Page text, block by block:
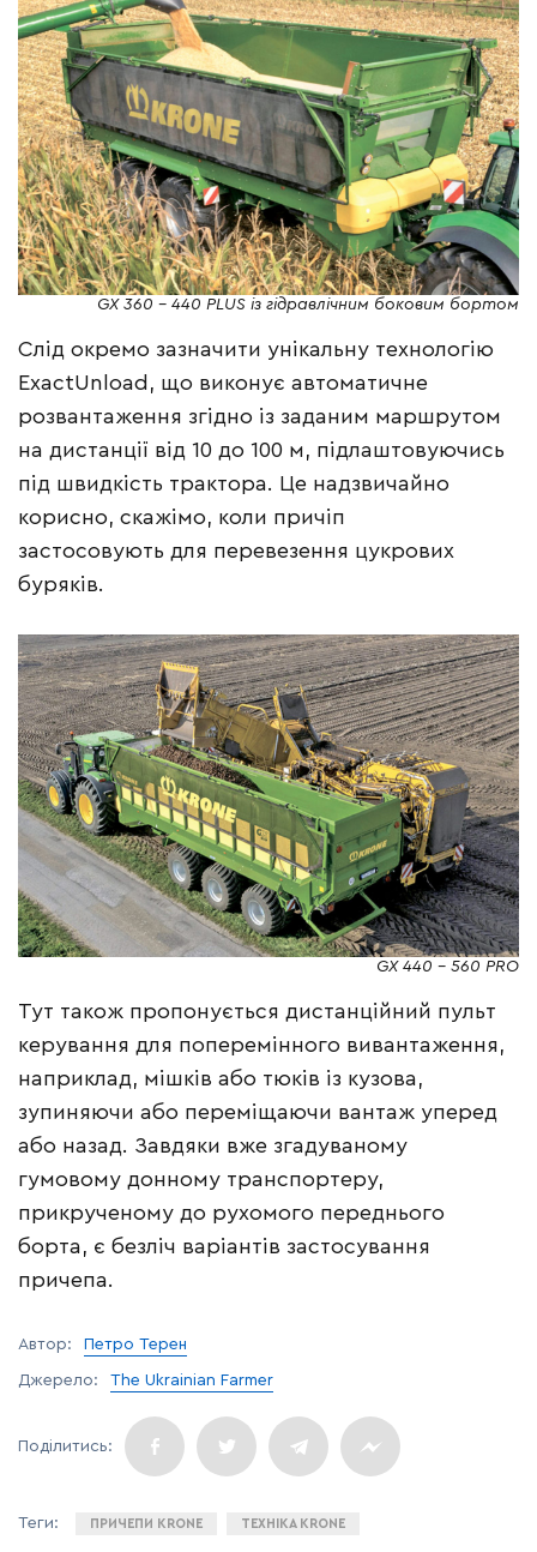
GX 360 – 440 PLUS із гідравлічним боковим бортом
Слід окремо зазначити унікальну технологію
ExactUnload, що виконує автоматичне
розвантаження згідно із заданим маршрутом
на дистанції від 10 до 100 м, підлаштовуючись
під швидкість трактора. Це надзвичайно
корисно, скажімо, коли причіп
застосовують для перевезення цукрових
буряків.
GX 440 – 560 PRO
Тут також пропонується дистанційний пульт
керування для поперемінного вивантаження,
наприклад, мішків або тюків із кузова,
зупиняючи або переміщаючи вантаж уперед
або назад. Завдяки вже згадуваному
гумовому донному транспортеру,
прикрученому до рухомого переднього
борта, є безліч варіантів застосування
причепа.
Автор: Петро Терен
Джерело: The Ukrainian Farmer
ПРИЧЕПИ KRONE ТЕХНІКА KRONE